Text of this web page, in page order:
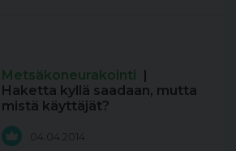
Metsäkoneurakointi
Haketta kyllä saadaan, mutta
mistä käyttäjät?
04.04.2014